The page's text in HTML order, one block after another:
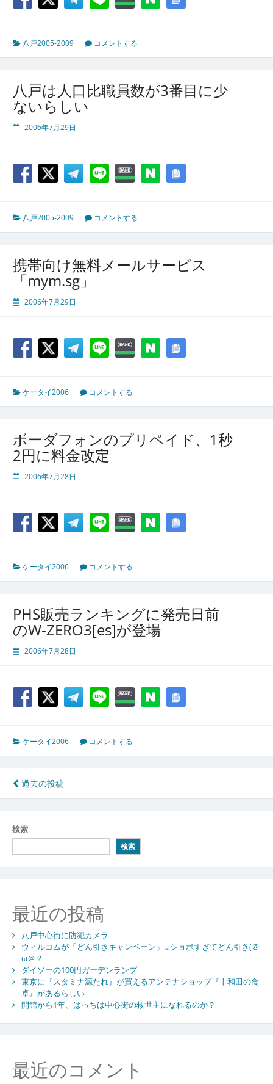
八戸2005-2009 コメントする
八戸は人口比職員数が3番目に少
ないらしい
2006年7月29日
八戸2005-2009 コメントする
携帯向け無料メールサービス
「mym.sg」
2006年7月29日
ケータイ2006 コメントする
ボーダフォンのプリペイド、1秒
2円に料金改定
2006年7月28日
ケータイ2006 コメントする
PHS販売ランキングに発売日前
のW-ZERO3[es]が登場
2006年7月28日
ケータイ2006 コメントする
投
稿
ナ
ビ
ゲ
シ
ョ
ン
過去の投稿
検索
検索
最近の投稿
八戸中心街に防犯カメラ
ウィルコムが「どん引きキャンペーン」…ショボすぎてどん引き(＠
ω＠？
ダイソーの100円ガーデンランプ
東京に『スタミナ源たれ』が買えるアンテナショップ『十和田の食
卓』があるらしい
開館から1年、はっちは中心街の救世主になれるのか？
最近のコメント